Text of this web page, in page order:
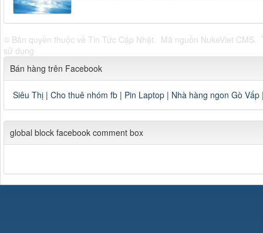
© Bản quyền thuộc về Tin Tức Cập Nhật. Mã nguồn NukeViet CMS.
sử dụng
Bán hàng trên Facebook
Siêu Thị | Cho thuê nhóm fb | Pin Laptop | Nhà hàng ngon Gò Vấp
global block facebook comment box